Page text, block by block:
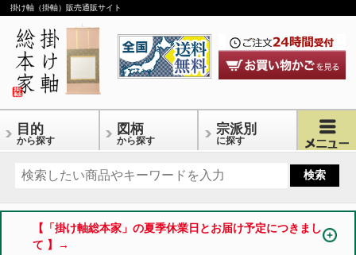
掛け軸（掛軸）販売通販サイト
目的
から探す
図柄
から探す
宗派別
に探す
【「掛け軸総本家」の夏季休業日とお届け予定につきまし
て 】→